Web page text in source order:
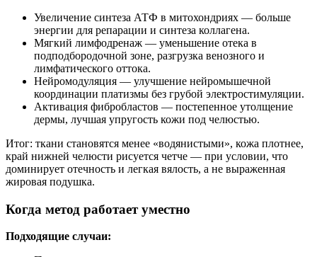
Увеличение синтеза АТФ в митохондриях — больше
энергии для репарации и синтеза коллагена.
Мягкий лимфодренаж — уменьшение отека в
подподбородочной зоне, разгрузка венозного и
лимфатического оттока.
Нейромодуляция — улучшение нейромышечной
координации платизмы без грубой электростимуляции.
Активация фибробластов — постепенное утолщение
дермы, лучшая упругость кожи под челюстью.
Итог: ткани становятся менее «водянистыми», кожа плотнее,
край нижней челюсти рисуется четче — при условии, что
доминирует отечность и легкая вялость, а не выраженная
жировая подушка.
Когда метод работает уместно
Подходящие случаи: